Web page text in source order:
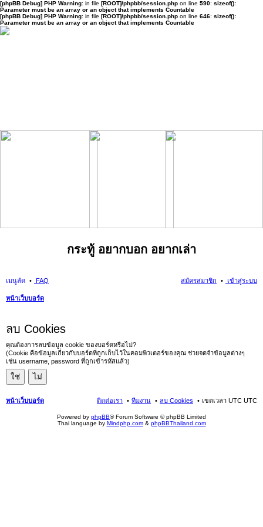
[phpBB Debug] PHP Warning: in file [ROOT]/phpbb/session.php on line 590: sizeof():
Parameter must be an array or an object that implements Countable
[phpBB Debug] PHP Warning: in file [ROOT]/phpbb/session.php on line 646: sizeof():
Parameter must be an array or an object that implements Countable
กระทู้ อยากบอก อยากเล่า
เมนูลัด FAQ เข้าสู่ระบบ
สมัครสมาชิก
หน้าเว็บบอร์ด
ลบ Cookies
คุณต้องการลบข้อมูล cookie ของบอร์ดหรือไม่?
(Cookie คือข้อมูลเกี่ยวกับบอร์ดที่ถูกเก็บไว้ในคอมพิวเตอร์ของคุณ ช่วยจดจำข้อมูลต่างๆ
เช่น username, password ที่ถูกเข้ารหัสแล้ว)
หน้าเว็บบอร์ด เขตเวลา UTC UTC
ลบ Cookies
ทีมงาน
ติดต่อเรา
Powered by phpBB® Forum Software © phpBB Limited
Thai language by Mindphp.com& phpBBThailand.com